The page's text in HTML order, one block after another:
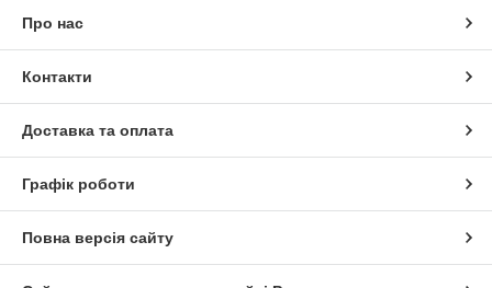
Про нас
Контакти
Доставка та оплата
Графік роботи
Повна версія сайту